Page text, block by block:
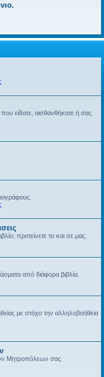
είδατε, αισθανθήκατε ή σας
προτείνετε το και σε μας.
από διάφορα βιβλία.
με στόχο την αλληλοβοήθεια
Μητροπόλεων σας